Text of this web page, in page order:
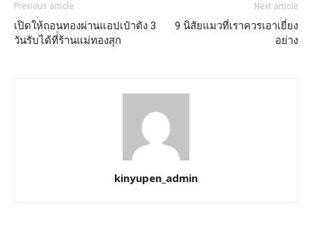
Previous article
เปิดให้ถอนทองผ่านแอปเป๋าตัง 3
วันรับได้ที่่ร้านแม่ทองสุก
Next article
9 นิสัยแมวที่เราควรเอาเยี่ยง
อย่าง
kinyupen_admin